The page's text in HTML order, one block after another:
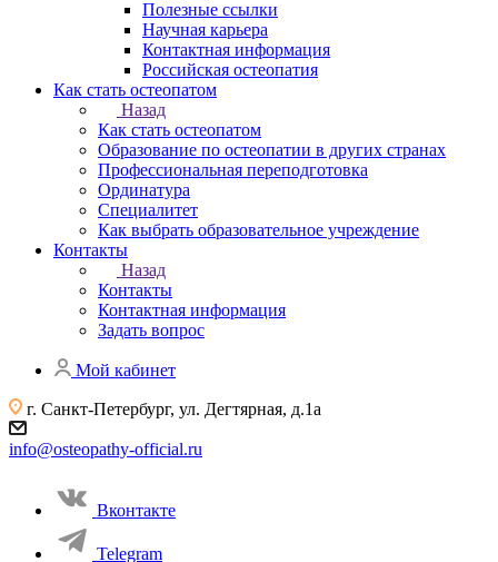
Полезные ссылки
Научная карьера
Контактная информация
Российская остеопатия
Как стать остеопатом
Назад
Как стать остеопатом
Образование по остеопатии в других странах
Профессиональная переподготовка
Ординатура
Специалитет
Как выбрать образовательное учреждение
Контакты
Назад
Контакты
Контактная информация
Задать вопрос
Мой кабинет
г. Санкт-Петербург, ул. Дегтярная, д.1а
info@osteopathy-official.ru
Вконтакте
Telegram